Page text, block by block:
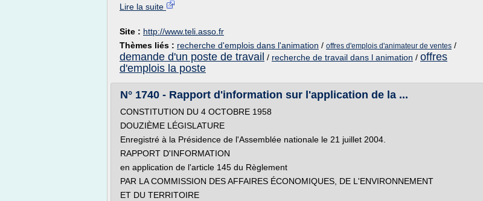
Lire la suite
Site : http://www.teli.asso.fr
Thèmes liés : recherche d'emplois dans l'animation / offres d'emplois d'animateur de ventes /
demande d'un poste de travail / recherche de travail dans l animation / offres
d'emplois la poste
N° 1740 - Rapport d'information sur l'application de la ...
CONSTITUTION DU 4 OCTOBRE 1958
DOUZIÈME LÉGISLATURE
Enregistré à la Présidence de l'Assemblée nationale le 21 juillet 2004.
RAPPORT D'INFORMATION
en application de l'article 145 du Règlement
PAR LA COMMISSION DES AFFAIRES ÉCONOMIQUES, DE L'ENVIRONNEMENT
ET DU TERRITOIRE